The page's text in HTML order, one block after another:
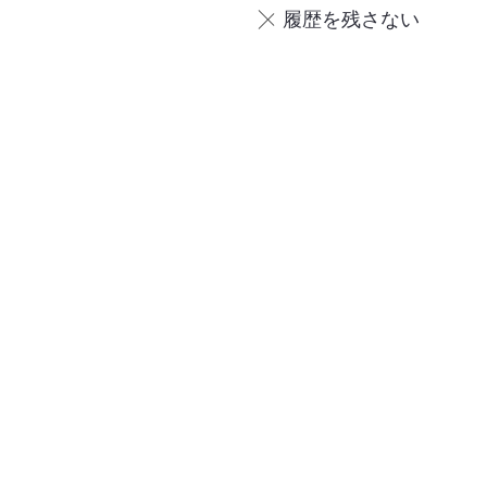
履歴を残さない